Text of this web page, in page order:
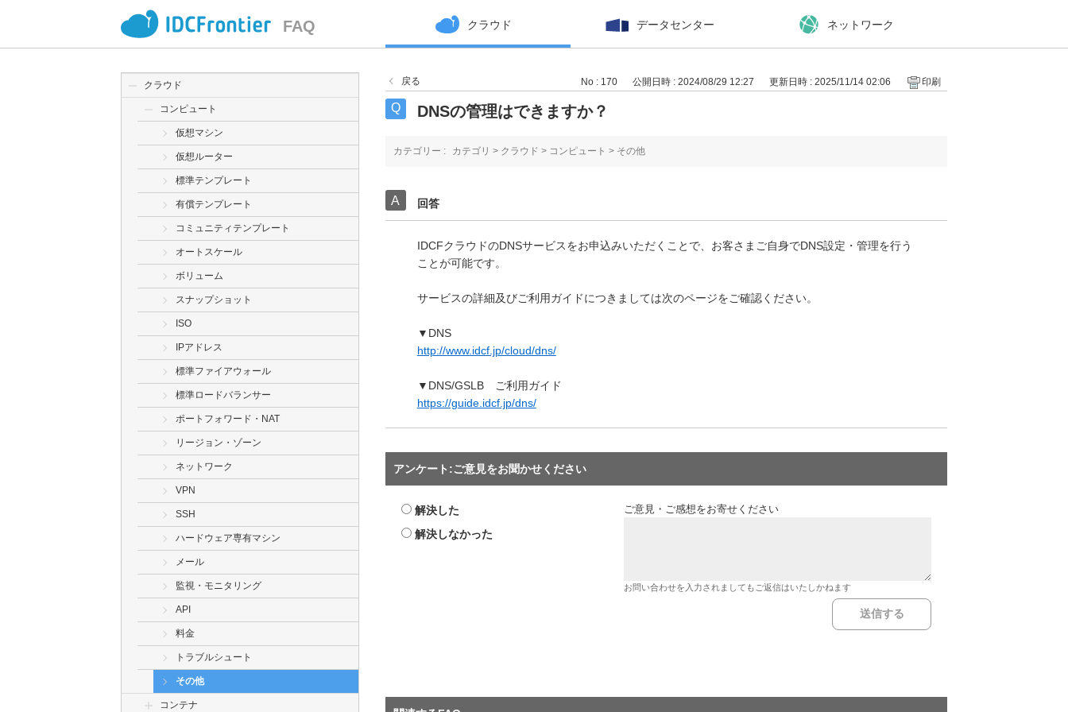
FAQ クラウド データセンター ネットワーク
クラウド
コンピュート
仮想マシン
仮想ルーター
標準テンプレート
有償テンプレート
コミュニティテンプレート
オートスケール
ボリューム
スナップショット
ISO
IPアドレス
標準ファイアウォール
標準ロードバランサー
ポートフォワード・NAT
リージョン・ゾーン
ネットワーク
VPN
SSH
ハードウェア専有マシン
メール
監視・モニタリング
API
料金
トラブルシュート
その他
コンテナ
戻る No : 170 公開日時 : 2024/08/29 12:27 更新日時 : 2025/11/14 02:06 印刷
DNSの管理はできますか？
カテゴリー : カテゴリ > クラウド > コンピュート > その他
回答
IDCFクラウドのDNSサービスをお申込みいただくことで、お客さまご自身でDNS設定・管理を行う
ことが可能です。
サービスの詳細及びご利用ガイドにつきましては次のページをご確認ください。
▼DNS
http://www.idcf.jp/cloud/dns/
▼DNS/GSLB ご利用ガイド
https://guide.idcf.jp/dns/
アンケート:ご意見をお聞かせください
解決した
解決しなかった
ご意見・ご感想をお寄せください
お問い合わせを入力されましてもご返信はいたしかねます